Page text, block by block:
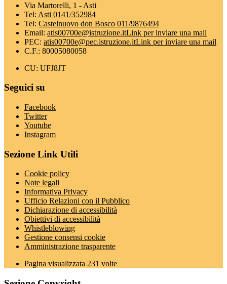
Via Martorelli, 1 - Asti
Tel: Asti 0141/352984
Tel: Castelnuovo don Bosco 011/9876494
Email: atis00700e@istruzione.itLink per inviare una mail
PEC: atis00700e@pec.istruzione.itLink per inviare una mail
C.F.: 80005080058
CU: UFJ8JT
Seguici su
Facebook
Twitter
Youtube
Instagram
Sezione Link Utili
Cookie policy
Note legali
Informativa Privacy
Ufficio Relazioni con il Pubblico
Dichiarazione di accessibilità
Obiettivi di accessibilità
Whistleblowing
Gestione consensi cookie
Amministrazione trasparente
Pagina visualizzata 231 volte